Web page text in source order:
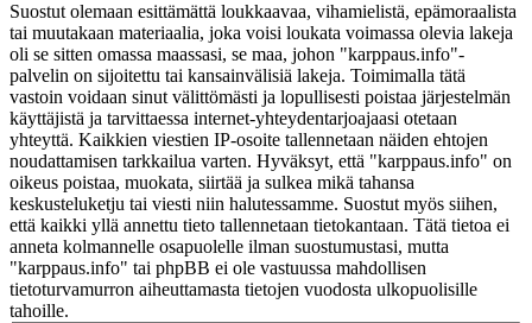
Suostut olemaan esittämättä loukkaavaa, vihamielistä, epämoraalista
tai muutakaan materiaalia, joka voisi loukata voimassa olevia lakeja
oli se sitten omassa maassasi, se maa, johon "karppaus.info"-
palvelin on sijoitettu tai kansainvälisiä lakeja. Toimimalla tätä
vastoin voidaan sinut välittömästi ja lopullisesti poistaa järjestelmän
käyttäjistä ja tarvittaessa internet-yhteydentarjoajaasi otetaan
yhteyttä. Kaikkien viestien IP-osoite tallennetaan näiden ehtojen
noudattamisen tarkkailua varten. Hyväksyt, että "karppaus.info" on
oikeus poistaa, muokata, siirtää ja sulkea mikä tahansa
keskusteluketju tai viesti niin halutessamme. Suostut myös siihen,
että kaikki yllä annettu tieto tallennetaan tietokantaan. Tätä tietoa ei
anneta kolmannelle osapuolelle ilman suostumustasi, mutta
"karppaus.info" tai phpBB ei ole vastuussa mahdollisen
tietoturvamurron aiheuttamasta tietojen vuodosta ulkopuolisille
tahoille.